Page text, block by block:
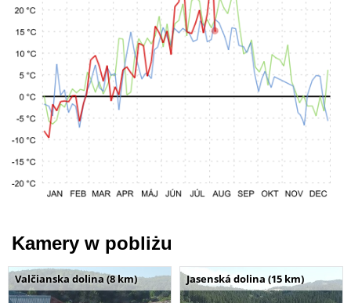
Kamery w pobliżu
Valčianska dolina (8 km) Jasenská dolina (15 km)